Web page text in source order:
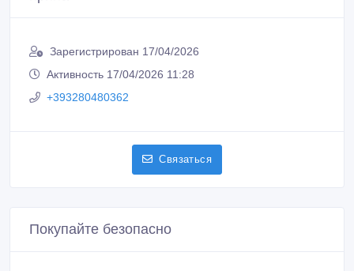
Зарегистрирован 17/04/2026
Активность 17/04/2026 11:28
+393280480362
Связаться
Покупайте безопасно